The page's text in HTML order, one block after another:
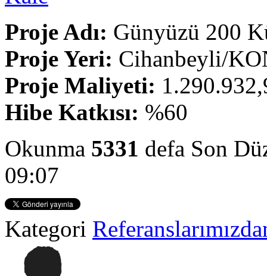
Proje Adı: Günyüzü 200
Proje Yeri: Cihanbeyli/
Proje Maliyeti:
Hibe Katkısı: %60
Okunma 5331 defa Son
09:07
Kategori